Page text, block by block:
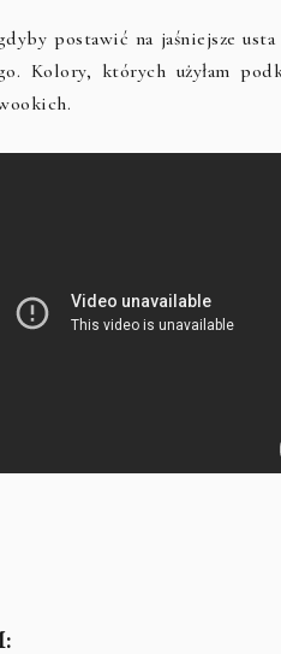
postawić na jaśniejsze
Kolory, których użyłam